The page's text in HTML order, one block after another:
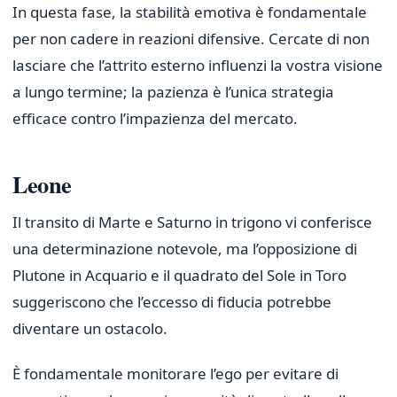
In questa fase, la stabilità emotiva è fondamentale
per non cadere in reazioni difensive. Cercate di non
lasciare che l’attrito esterno influenzi la vostra visione
a lungo termine; la pazienza è l’unica strategia
efficace contro l’impazienza del mercato.
Leone
Il transito di Marte e Saturno in trigono vi conferisce
una determinazione notevole, ma l’opposizione di
Plutone in Acquario e il quadrato del Sole in Toro
suggeriscono che l’eccesso di fiducia potrebbe
diventare un ostacolo.
È fondamentale monitorare l’ego per evitare di